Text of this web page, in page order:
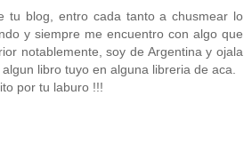
tu blog, entro cada tanto a chusmear lo
y siempre me encuentro con algo que
notablemente, soy de Argentina y ojala
libro tuyo en alguna libreria de aca.
por tu laburo !!!